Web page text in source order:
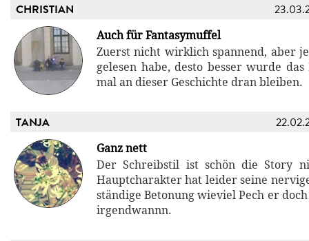
CHRISTIAN
Auch für Fantasymuffel
Zuerst nicht wirklich spannend, aber
gelesen habe, desto besser wurde
mal an dieser Geschichte dran bleiben.
TANJA
Ganz nett
Der Schreibstil ist schön die Story
Hauptcharakter hat leider seine
ständige Betonung wieviel Pech er
irgendwannn.